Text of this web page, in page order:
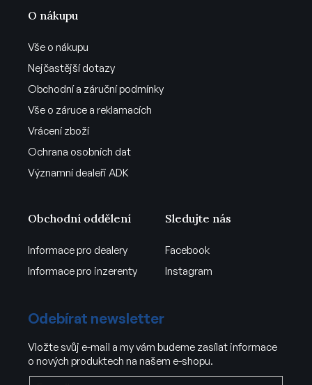
O nákupu
Vše o nákupu
Nejčastější dotazy
Obchodní a záruční podmínky
Vše o záruce a reklamacích
Vrácení zboží
Ochrana osobních dat
Významní dealeři ADK
Obchodní oddělení
Informace pro dealery
Informace pro inzerenty
Sledujte nás
Facebook
Instagram
Odebírat newsletter
Vložte svůj e-mail a my vám budeme zasílat informace
o nových produktech na našem e-shopu.